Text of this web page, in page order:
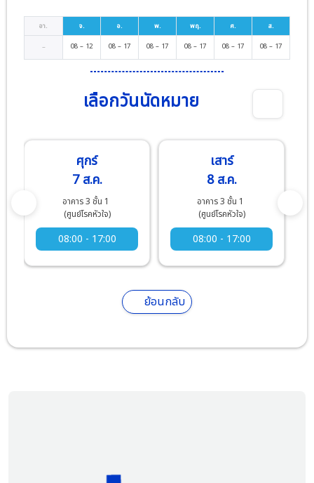
อา. จ. อ. พ. พฤ. ศ. ส.
– 08 – 12 08 – 17 08 – 17 08 – 17 08 – 17 08 – 17
เลือกวันนัดหมาย
ศุกร์
7 ส.ค.
อาคาร 3 ชั้น 1
(ศูนย์โรคหัวใจ)
08:00 - 17:00
เสาร์
8 ส.ค.
อาคาร 3 ชั้น 1
(ศูนย์โรคหัวใจ)
08:00 - 17:00
ย้อนกลับ